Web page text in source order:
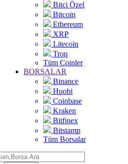
Bitci Özel
Bitcoin
Ethereum
XRP
Litecoin
Tron
Tüm Coinler
BORSALAR
Binance
Huobi
Coinbase
Kraken
Bitfinex
Bitstamp
Tüm Borsalar